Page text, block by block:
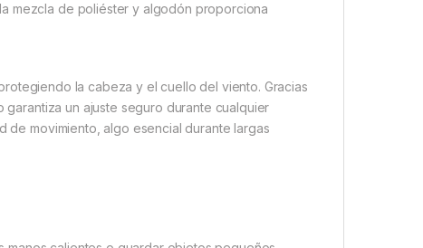
mezcla de poliéster y algodón proporciona
la cabeza y el cuello del viento. Gracias
garantiza un ajuste seguro durante cualquier
de movimiento, algo esencial durante largas